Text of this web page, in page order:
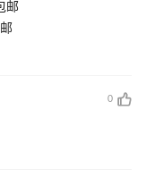
邮
0